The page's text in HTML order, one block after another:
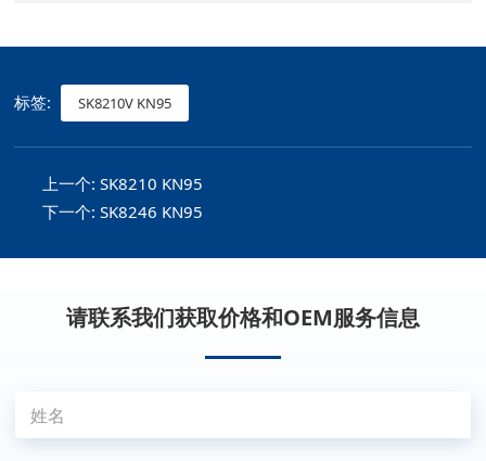
标签: SK8210V KN95
上一个:SK8210 KN95
下一个:SK8246 KN95
请联系我们获取价格和OEM服务信息